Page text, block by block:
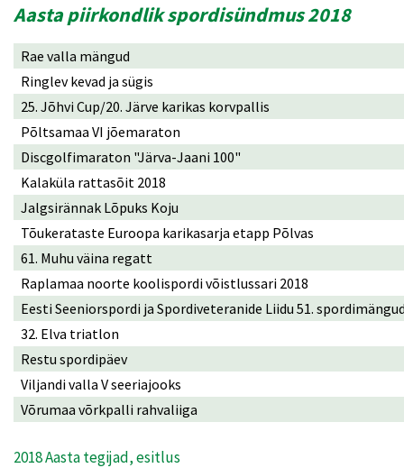
Aasta piirkondlik spordisündmus 2018
Rae valla mängud
Ringlev kevad ja sügis
25. Jõhvi Cup/20. Järve karikas korvpallis
Põltsamaa VI jõemaraton
Discgolfimaraton "Järva-Jaani 100"
Kalaküla rattasõit 2018
Jalgsirännak Lõpuks Koju
Tõukerataste Euroopa karikasarja etapp Põlvas
61. Muhu väina regatt
Raplamaa noorte koolispordi võistlussari 2018
Eesti Seeniorspordi ja Spordiveteranide Liidu 51.
32. Elva triatlon
Restu spordipäev
Viljandi valla V seeriajooks
Võrumaa võrkpalli rahvaliiga
2018 Aasta tegijad, esitlus